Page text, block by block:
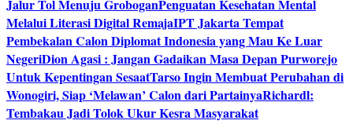
Jalur Tol Menuju GroboganPenguatan Kesehatan Mental
Melalui Literasi Digital RemajaIPT Jakarta Tempat
Pembekalan Calon Diplomat Indonesia yang Mau Ke Luar
NegeriDion Agasi : Jangan Gadaikan Masa Depan Purworejo
Untuk Kepentingan SesaatTarso Ingin Membuat Perubahan di
Wonogiri, Siap ‘Melawan’ Calon dari PartainyaRichardl:
Tembakau Jadi Tolok Ukur Kesra Masyarakat